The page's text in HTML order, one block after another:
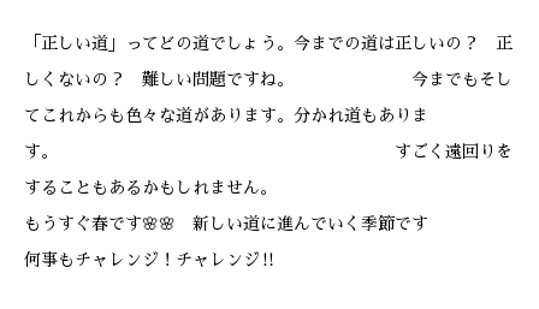
「正しい道」ってどの道でしょう。今までの道は正しいの？ 正
しくないの？ 難しい問題ですね。 今までもそし
てこれからも色々な道があります。分かれ道もありま
す。 すごく遠回りを
することもあるかもしれません。
もうすぐ春です🌸🌸 新しい道に進んでいく季節です
何事もチャレンジ！チャレンジ‼